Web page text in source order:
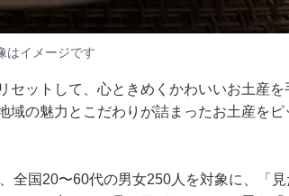
はイメージです
セットして、心ときめくかわいいお土産を
の魅力とこだわりが詰まったお土産をピ
全国20〜60代の男女250人を対象に、「見